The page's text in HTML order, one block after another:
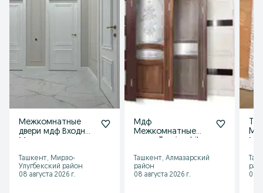
Межкомнатные
двери мдф Входные
eshiklar
Ташкент, Мирзо-
Улугбекский район
08 августа 2026 г.
Мдф
Межкомнатные
Входные железные
двери
Ташкент, Алмазарский
район
08 августа 2026 г.
08